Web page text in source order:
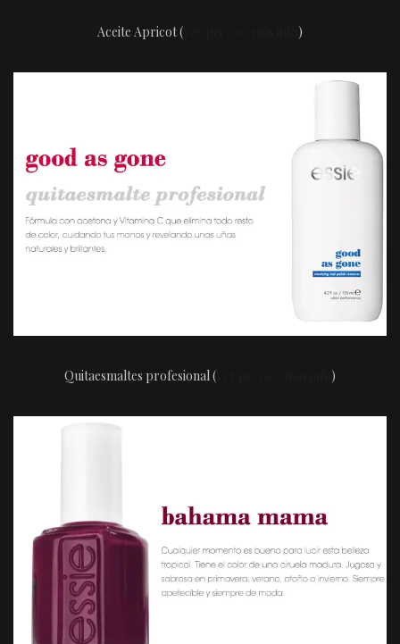
Aceite Apricot ( )
Quitaesmaltes profesional ( )